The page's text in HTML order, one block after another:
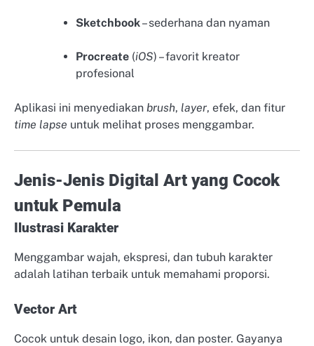
Sketchbook– sederhana dan nyaman
Procreate (iOS) – favorit kreator
profesional
Aplikasi ini menyediakan brush, layer, efek, dan fitur
time lapse untuk melihat proses menggambar.
Jenis-Jenis Digital Art yang Cocok
untuk Pemula
Ilustrasi Karakter
Menggambar wajah, ekspresi, dan tubuh karakter
adalah latihan terbaik untuk memahami proporsi.
Vector Art
Cocok untuk desain logo, ikon, dan poster. Gayanya